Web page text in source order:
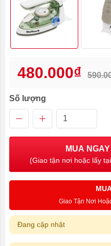
480.000₫
Số lượng
MUA NGAY
(Giao tận nơi hoặc lấy
Giao Tận Nơi
Đang cập nhật